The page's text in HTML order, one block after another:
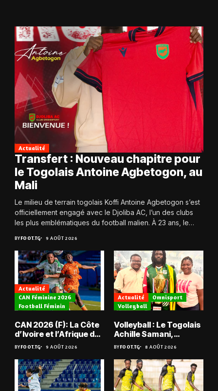
Actualité
Transfert : Nouveau chapitre pour
le Togolais Antoine Agbetogon, au
Mali
Le milieu de terrain togolais Koffi Antoine Agbetogon s’est
officiellement engagé avec le Djoliba AC, l’un des clubs
les plus emblématiques du football malien. À 23 ans, le
BYFOOT.TG 9 AOÛT 2026
Actualité
CAN Féminine 2026
Football Féminin
CAN 2026 (F): La Côte
d’Ivoire et l’Afrique du
Sud tombent
BYFOOT.TG 9 AOÛT 2026
Actualité
Omnisport
Volleyball
Volleyball : Le Togolais
Achille Samani,
champion du Bénin !
BYFOOT.TG 8 AOÛT 2026